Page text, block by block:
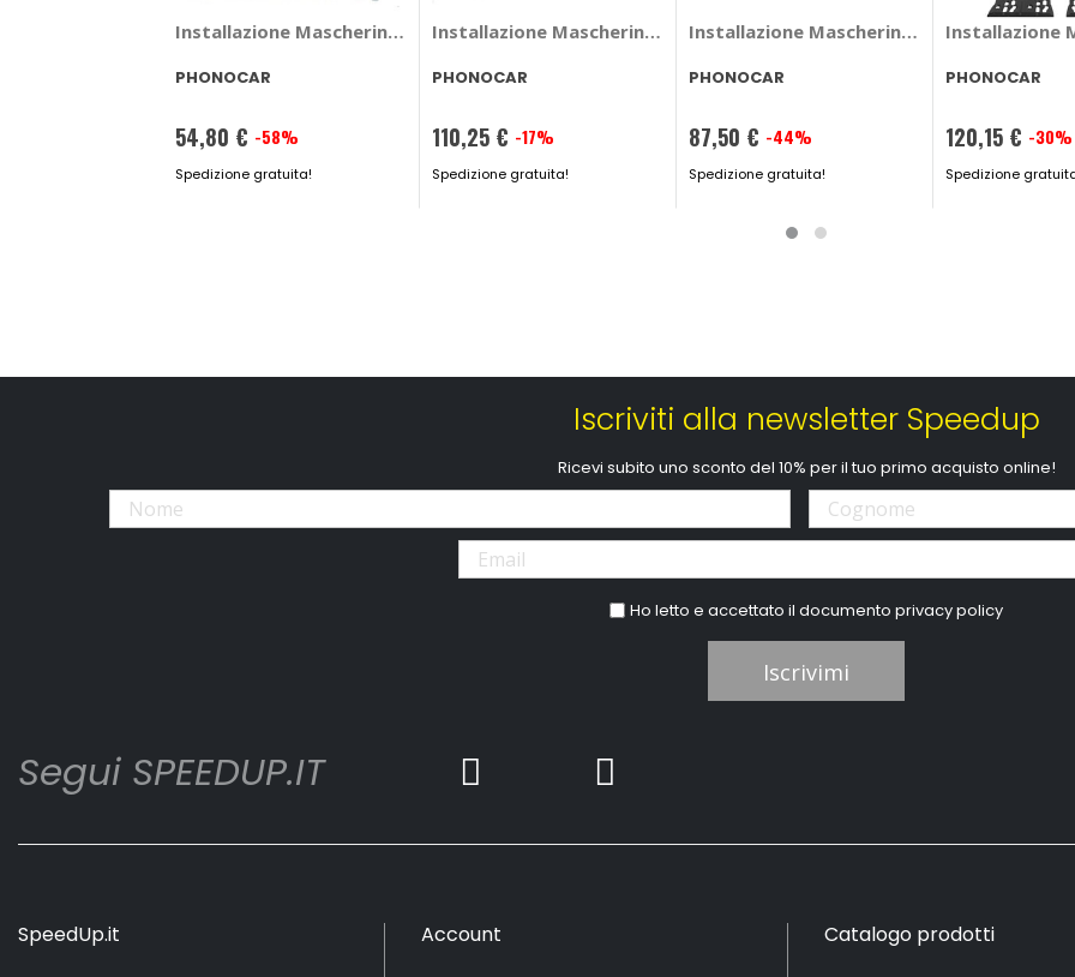
Installazione Mascherina 2 din Dr 5 - PHONOCAR Dr 5
PHONOCAR
Prezzo
speciale
54,80 € -58%
Spedizione gratuita!
Installazione Mascherina 2 din - PHONOCAR Bmw Serie 1, Serie 3
PHONOCAR
Prezzo
speciale
110,25 € -17%
Spedizione gratuita!
Installazione Mascherina 2 din -
PHONOCAR
Prezzo
speciale
87,50 € -44%
Spedizione gratuita!
Installazione
PHONOCAR
Prezzo
speciale
120,15 € -30%
Spedizione
Iscriviti alla newsletter Speedup
Ricevi subito uno sconto del 10% per il tuo primo acquisto online!
Ho letto e accettato il documentoprivacy policy
Iscrivimi
Segui SPEEDUP.IT
SpeedUp.it Account Catalogo prodotti